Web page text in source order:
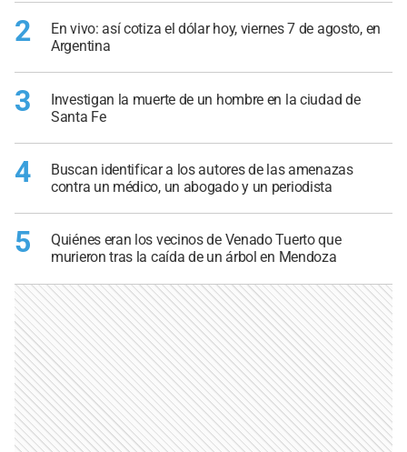
2
En vivo: así cotiza el dólar hoy, viernes 7 de agosto, en
Argentina
3
Investigan la muerte de un hombre en la ciudad de
Santa Fe
4
Buscan identificar a los autores de las amenazas
contra un médico, un abogado y un periodista
5
Quiénes eran los vecinos de Venado Tuerto que
murieron tras la caída de un árbol en Mendoza